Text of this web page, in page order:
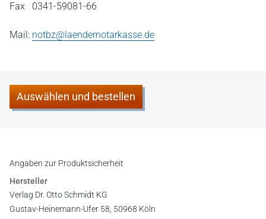
Fax 0341-59081-66
Mail: notbz@laendernotarkasse.de
Auswählen und bestellen
Angaben zur Produktsicherheit
Hersteller
Verlag Dr. Otto Schmidt KG
Gustav-Heinemann-Ufer 58, 50968 Köln